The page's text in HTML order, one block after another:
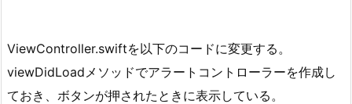
ViewController.swiftを以下のコードに変更する。
viewDidLoadメソッドでアラートコントローラーを作成し
ておき、ボタンが押されたときに表示している。